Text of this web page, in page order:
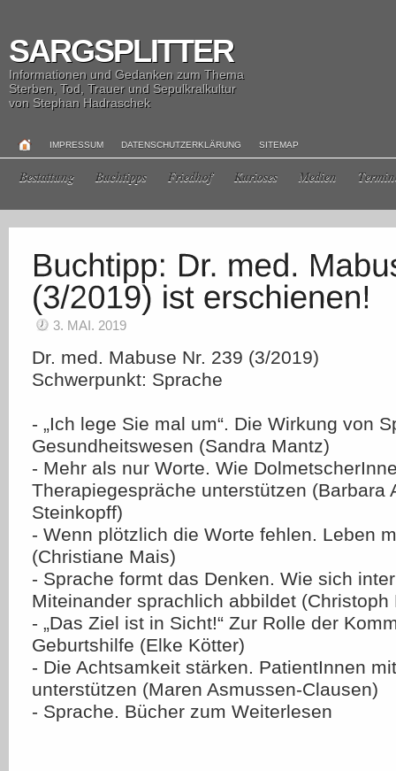
SARGSPLITTER
Informationen und Gedanken zum Thema
Sterben, Tod, Trauer und Sepulkralkultur
von Stephan Hadraschek
IMPRESSUM DATENSCHUTZERKLÄRUNG SITEMAP
Bestattung Buchtipps Friedhof Kurioses Medien
3. MAI. 2019
Dr. med. Mabuse Nr. 239 (3/2019)
Schwerpunkt: Sprache
- „Ich lege Sie mal um“. Die Wirkung von
Gesundheitswesen (Sandra Mantz)
- Mehr als nur Worte. Wie
Therapiegespräche unterstützen (Barbara
Steinkopff)
- Wenn plötzlich die Worte fehlen. Leben
(Christiane Mais)
- Sprache formt das Denken. Wie sich
Miteinander sprachlich abbildet (Christoph
- „Das Ziel ist in Sicht!“ Zur Rolle der
Geburtshilfe (Elke Kötter)
- Die Achtsamkeit stärken. PatientInnen
unterstützen (Maren Asmussen-Clausen)
- Sprache. Bücher zum Weiterlesen